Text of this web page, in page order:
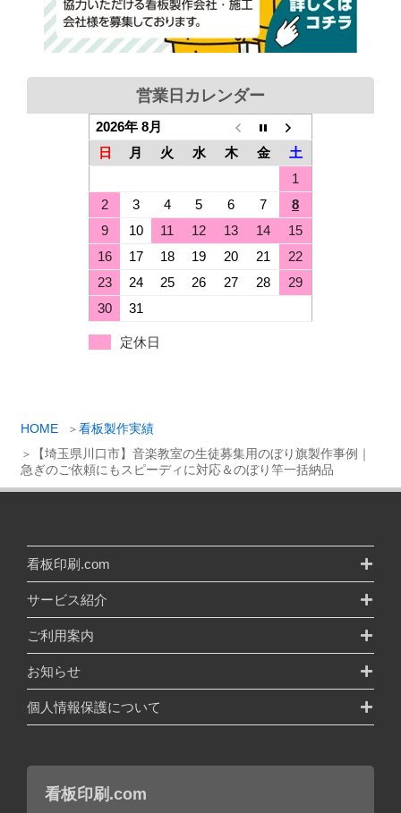
HOME
看板製作実績
【埼玉県川口市】音楽教室の生徒募集用のぼり旗製作事例｜
急ぎのご依頼にもスピーディに対応＆のぼり竿一括納品
営業日カレンダー
2026年 8月
日
月 火 水 木 金
土
1
2
3 4 5 6 7
8
9
10 11 12 13 14
15
16
17 18 19 20 21
22
23
24 25 26 27 28
29
30
31
定休日
看板印刷.com
サービス紹介
ご利用案内
お知らせ
個人情報保護について
看板印刷.com